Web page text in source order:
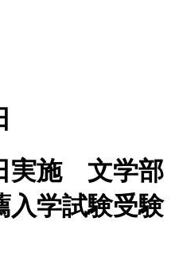
実施 文学部
入学試験受験